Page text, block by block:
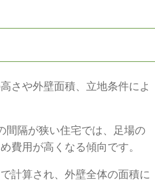
さや外壁面積、立地条件によ
間隔が狭い住宅では、足場の
費用が高くなる傾向です。
計算され、外壁全体の面積に